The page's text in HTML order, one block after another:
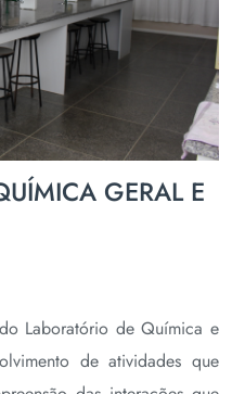
GERAL E
Laboratório de Química e
de atividades que